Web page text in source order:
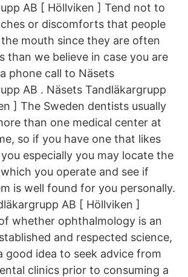
AB [ Höllviken ] Tend not to
or discomforts that people
mouth since they are often
than we believe in case you are
phone call to Näsets
AB . Näsets Tandläkargrupp
] The Sweden dentists usually
than one medical center at
so if you have one that likes
especially you may locate the
you operate and see if
is well found for you personally.
AB [ Höllviken ]
whether ophthalmology is an
and respected science,
good idea to seek advice from
clinics prior to consuming a